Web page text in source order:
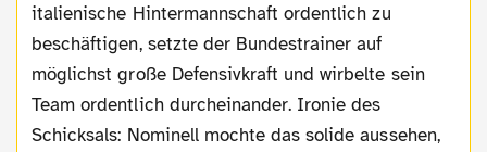
italienische Hintermannschaft ordentlich zu
beschäftigen, setzte der Bundestrainer auf
möglichst große Defensivkraft und wirbelte sein
Team ordentlich durcheinander. Ironie des
Schicksals: Nominell mochte das solide aussehen,